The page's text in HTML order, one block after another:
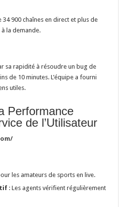
34 900 chaînes en direct et plus de
à la demande.
sa rapidité à résoudre un bug de
de 10 minutes. L’équipe a fourni
utiles.
Performance
de l’Utilisateur
les amateurs de sports en live.
: Les agents vérifient régulièrement